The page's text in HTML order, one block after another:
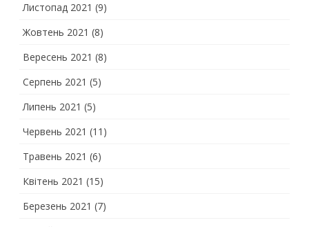
Листопад 2021 (9)
Жовтень 2021 (8)
Вересень 2021 (8)
Серпень 2021 (5)
Липень 2021 (5)
Червень 2021 (11)
Травень 2021 (6)
Квітень 2021 (15)
Березень 2021 (7)